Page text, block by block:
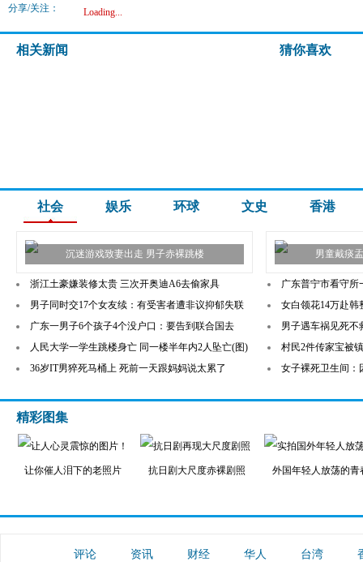
分享/关注： Loading...
相关新闻 猜你喜欢
社会 娱乐 环球 文史 香港
沉迷游戏致妻出走 男子赤裸跳楼 男童戴痰
浙江土豪嫌装修太贵 三次开奥迪A6去偷家具
男子同时交17个女友续：有受害者遭非议抑郁失联
广东一男子6个孩子4个没户口：要告到联合国去
人民大学一学生跳楼身亡 同一楼半年内2人坠亡(图)
36岁IT男猝死马桶上 死前一天跟妈妈说太累了
广东普宁市看守所
女白领花14万赴韩
男子遇车祸见死不
村民2件传家宝被
女子裸死卫生间：
精彩图集
让你催人泪下的老照片 抗日剧大尺度赤裸剧照 外国年轻人放荡的青
评论 资讯 财经 华人 台湾